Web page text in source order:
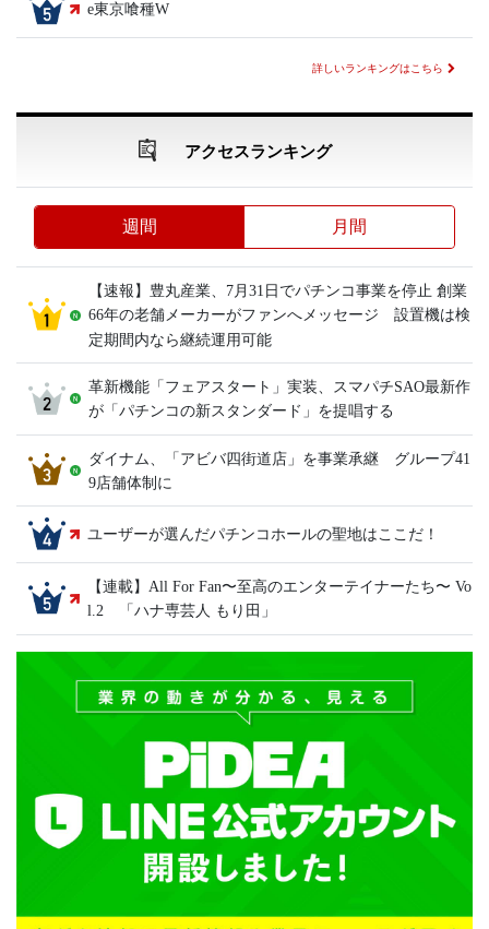
e東京喰種W
詳しいランキングはこちら
アクセスランキング
週間 月間
【速報】豊丸産業、7月31日でパチンコ事業を停止 創業
66年の老舗メーカーがファンへメッセージ 設置機は検
定期間内なら継続運用可能
革新機能「フェアスタート」実装、スマパチSAO最新作
が「パチンコの新スタンダード」を提唱する
ダイナム、「アビバ四街道店」を事業承継 グループ41
9店舗体制に
ユーザーが選んだパチンコホールの聖地はここだ！
【連載】All For Fan〜至高のエンターテイナーたち〜 Vo
l.2 「ハナ専芸人 もり田」